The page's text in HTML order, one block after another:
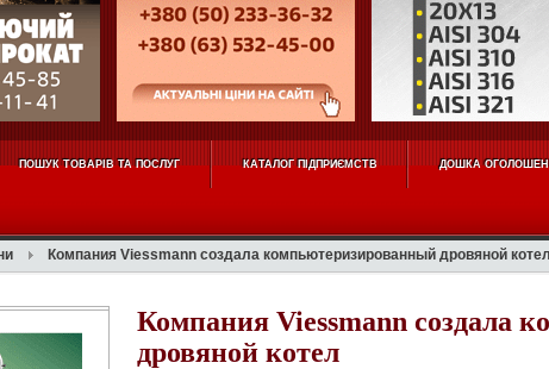
ПОШУК ТОВАРІВ ТА ПОСЛУГ КАТАЛОГ ПІДПРИЄМСТВ ДОШКА
Компания Viessmann создала компьютеризированный дровяной котел
Компания Viessmann создала
дровяной котел